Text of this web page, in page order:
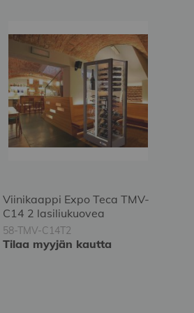
Viinikaappi Expo Teca TMV-
C14 2 lasiliukuovea
58-TMV-C14T2
Tilaa myyjän kautta